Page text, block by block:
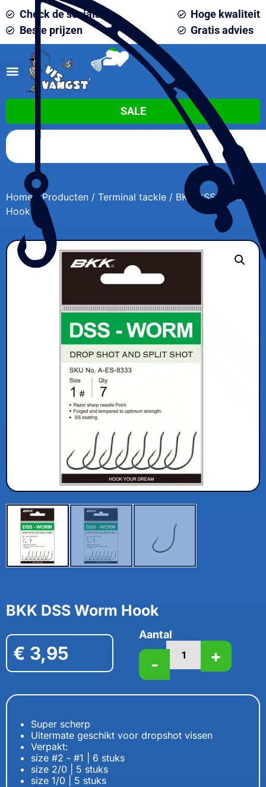
Check de socials
Beste prijzen
Hoge kwaliteit
Gratis advies
0
SALE
Home/Producten / Terminal tackle / BKK DSS Worm
Hook
BKK DSS Worm Hook
€ 3,95
Aantal
- +
Super scherp
Uitermate geschikt voor dropshot vissen
Verpakt:
size #2 - #1 | 6 stuks
size 2/0 | 5 stuks
size 1/0 | 5 stuks